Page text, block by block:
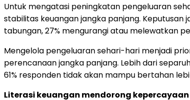
Untuk mengatasi peningkatan pengeluaran
stabilitas keuangan jangka panjang.
tabungan, 27% mengurangi atau melewatkan
Mengelola pengeluaran sehari-hari menjadi
perencanaan jangka panjang. Lebih dari
61% responden tidak akan mampu bertahan
Literasi keuangan mendorong